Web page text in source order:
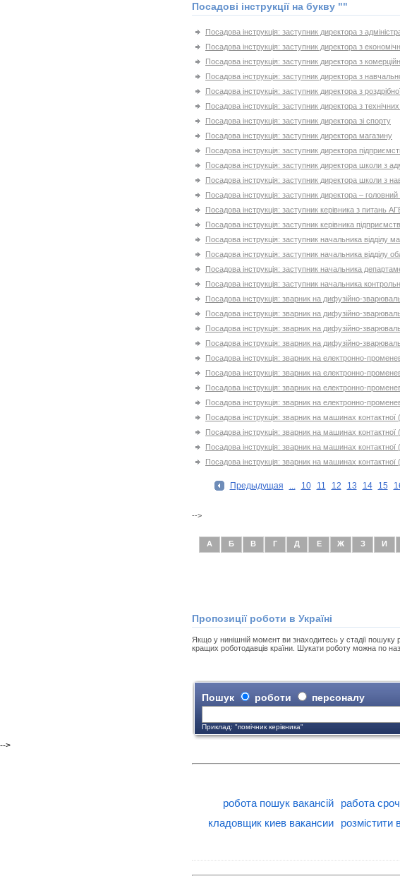
Посадові інструкції на букву ""
Посадова інструкція: заступник директора з
Посадова інструкція: заступник директора з
Посадова інструкція: заступник директора з
Посадова інструкція: заступник директора з
Посадова інструкція: заступник директора з роздрібної
Посадова інструкція: заступник директора з
Посадова інструкція: заступник директора зі спорту
Посадова інструкція: заступник директора магазину
Посадова інструкція: заступник директора
Посадова інструкція: заступник директора школи з
Посадова інструкція: заступник директора школи з
Посадова інструкція: заступник директора –
Посадова інструкція: заступник керівника з питань
Посадова інструкція: заступник керівника
Посадова інструкція: заступник начальника відділу
Посадова інструкція: заступник начальника відділу
Посадова інструкція: заступник начальника
Посадова інструкція: заступник начальника
Посадова інструкція: зварник на дифузійно-
Посадова інструкція: зварник на дифузійно-
Посадова інструкція: зварник на дифузійно-
Посадова інструкція: зварник на дифузійно-
Посадова інструкція: зварник на електронно-
Посадова інструкція: зварник на електронно-
Посадова інструкція: зварник на електронно-
Посадова інструкція: зварник на електронно-
Посадова інструкція: зварник на машинах
Посадова інструкція: зварник на машинах
Посадова інструкція: зварник на машинах
Посадова інструкція: зварник на машинах
Предыдущая ... 10 11 12 13 14 15
-->
А Б В Г Д Е Ж З И
Пропозиції роботи в Україні
Якщо у нинішній момент ви знаходитесь у стадії пошуку
кращих роботодавців країни. Шукати роботу можна по
Пошук роботи персоналу
Приклад: "помічник керівника"
-->
робота пошук вакансій работа
кладовщик киев вакансии
розмістити